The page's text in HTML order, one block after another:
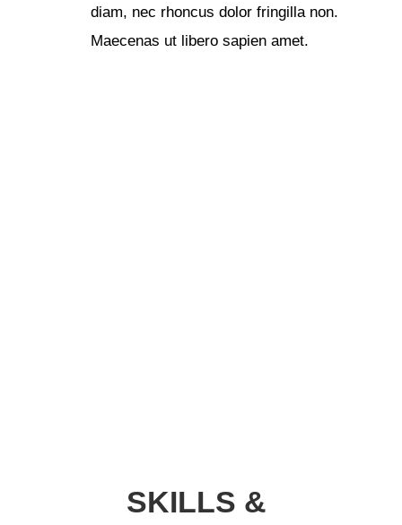
diam, nec rhoncus dolor fringilla non.
Maecenas ut libero sapien amet.
SKILLS &